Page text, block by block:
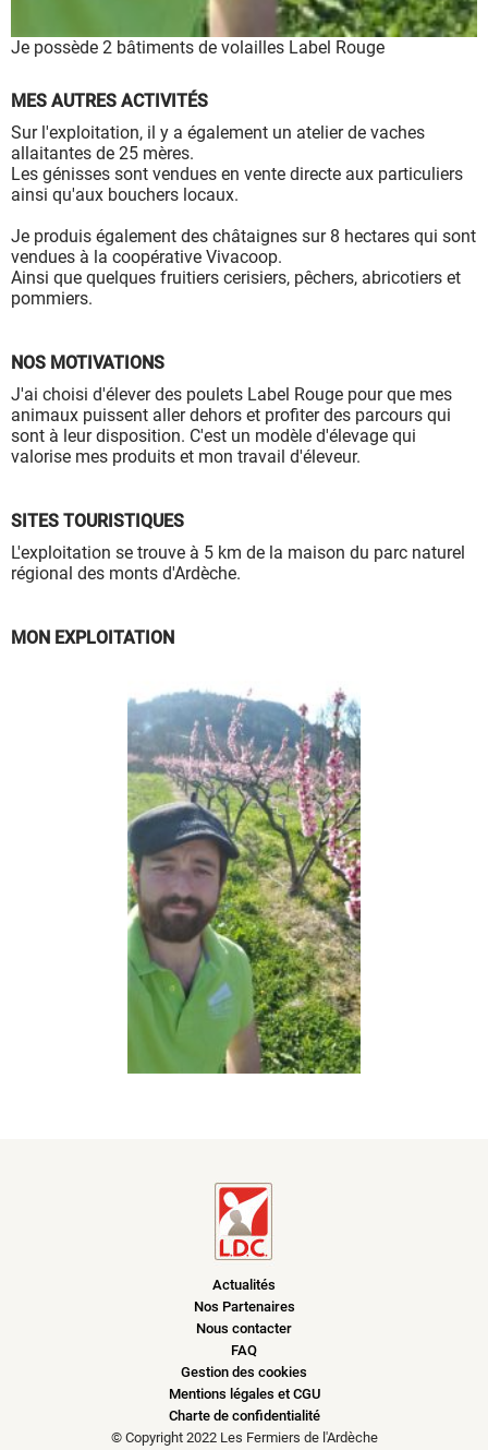
Je possède 2 bâtiments de volailles Label Rouge
MES AUTRES ACTIVITÉS
Sur l'exploitation, il y a également un atelier de vaches
allaitantes de 25 mères.
Les génisses sont vendues en vente directe aux particuliers
ainsi qu'aux bouchers locaux.
Je produis également des châtaignes sur 8 hectares qui sont
vendues à la coopérative Vivacoop.
Ainsi que quelques fruitiers cerisiers, pêchers, abricotiers et
pommiers.
NOS MOTIVATIONS
J'ai choisi d'élever des poulets Label Rouge pour que mes
animaux puissent aller dehors et profiter des parcours qui
sont à leur disposition. C'est un modèle d'élevage qui
valorise mes produits et mon travail d'éleveur.
SITES TOURISTIQUES
L'exploitation se trouve à 5 km de la maison du parc naturel
régional des monts d'Ardèche.
MON EXPLOITATION
Actualités
Nos Partenaires
Nous contacter
FAQ
Gestion des cookies
Mentions légales et CGU
Charte de confidentialité
© Copyright 2022 Les Fermiers de l'Ardèche